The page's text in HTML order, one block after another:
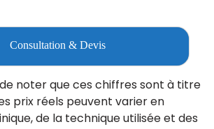
Consultation & Devis
noter que ces chiffres sont à titre
prix réels peuvent varier en
de la technique utilisée et des